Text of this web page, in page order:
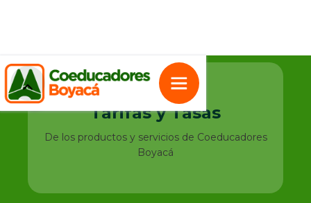
Tarifas y Tasas
De los productos y servicios de Coeducadores
Boyacá